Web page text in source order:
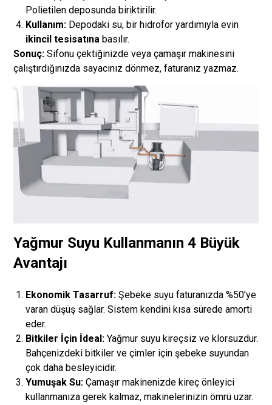
Polietilen deposunda biriktirilir.
Kullanım: Depodaki su, bir hidrofor yardımıyla evin
ikincil tesisatına basılır.
Sonuç: Sifonu çektiğinizde veya çamaşır makinesini
çalıştırdığınızda sayacınız dönmez, faturanız yazmaz.
Yağmur Suyu Kullanmanın 4 Büyük
Avantajı
Ekonomik Tasarruf: Şebeke suyu faturanızda %50’ye
varan düşüş sağlar. Sistem kendini kısa sürede amorti
eder.
Bitkiler İçin İdeal: Yağmur suyu kireçsiz ve klorsuzdur.
Bahçenizdeki bitkiler ve çimler için şebeke suyundan
çok daha besleyicidir.
Yumuşak Su: Çamaşır makinenizde kireç önleyici
kullanmanıza gerek kalmaz, makinelerinizin ömrü uzar.